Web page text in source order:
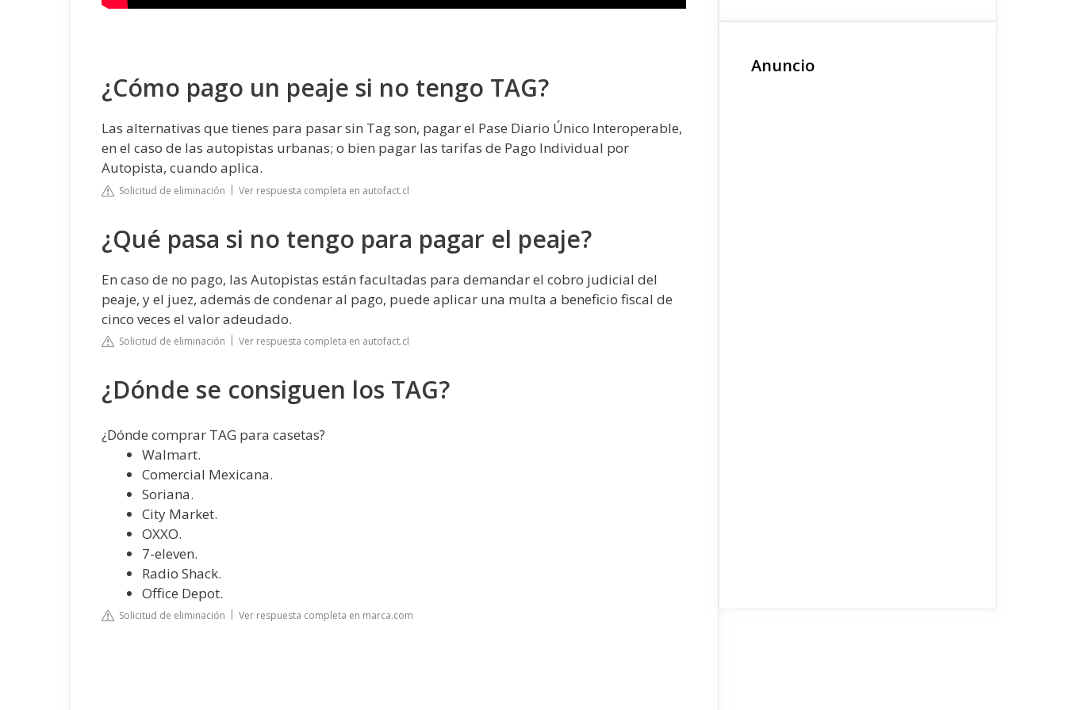
¿Cómo pago un peaje si no tengo TAG?
Las alternativas que tienes para pasar sin Tag son, pagar el Pase Diario Único Interoperable,
en el caso de las autopistas urbanas; o bien pagar las tarifas de Pago Individual por
Autopista, cuando aplica.
Solicitud de eliminación Ver respuesta completa en autofact.cl
¿Qué pasa si no tengo para pagar el peaje?
En caso de no pago, las Autopistas están facultadas para demandar el cobro judicial del
peaje, y el juez, además de condenar al pago, puede aplicar una multa a beneficio fiscal de
cinco veces el valor adeudado.
Solicitud de eliminación Ver respuesta completa en autofact.cl
¿Dónde se consiguen los TAG?
¿Dónde comprar TAG para casetas?
Walmart.
Comercial Mexicana.
Soriana.
City Market.
OXXO.
7-eleven.
Radio Shack.
Office Depot.
Solicitud de eliminación Ver respuesta completa en marca.com
Anuncio